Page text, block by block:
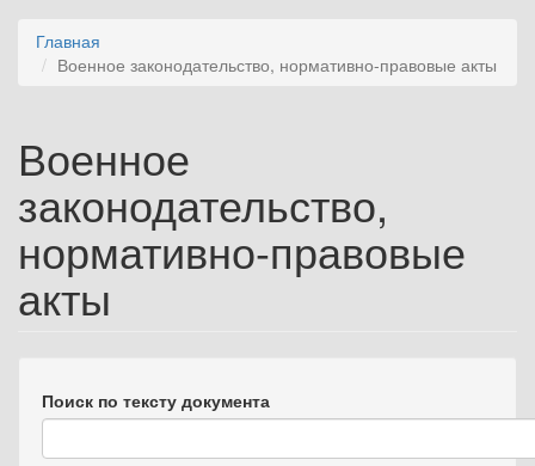
Главная
Военное законодательство, нормативно-правовые акты
Военное
законодательство,
нормативно-правовые
акты
Поиск по тексту документа